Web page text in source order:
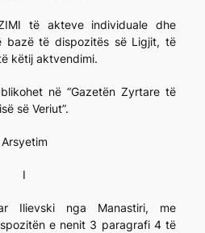
të akteve individuale dhe
bazë të dispozitës së Ligjit, të
këtij aktvendimi.
në “Gazetën Zyrtare të
së Veriut”.
Arsyetim
I
Ilievski nga Manastiri, me
e nenit 3 paragrafi 4 të